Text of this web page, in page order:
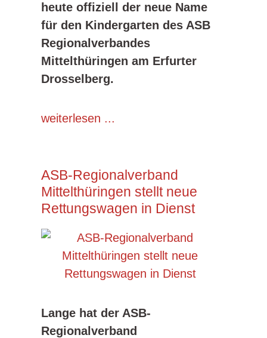
heute offiziell der neue Name
für den Kindergarten des ASB
Regionalverbandes
Mittelthüringen am Erfurter
Drosselberg.
weiterlesen ...
ASB-Regionalverband
Mittelthüringen stellt neue
Rettungswagen in Dienst
Lange hat der ASB-
Regionalverband